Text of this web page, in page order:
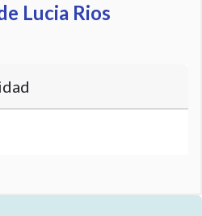
Lucia Rios